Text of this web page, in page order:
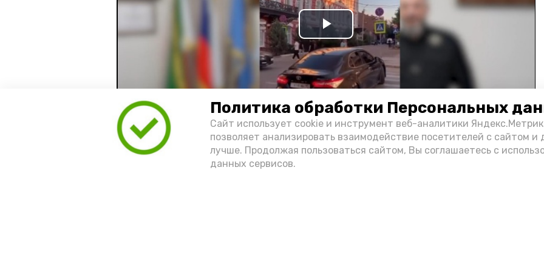
Политика обработки Персональных
Сайт использует cookie и инструмент веб-аналитики
позволяет анализировать взаимодействие посетителей с сайтом и
лучше. Продолжая пользоваться сайтом, Вы соглашаетесь с
данных сервисов.
Play
Video
Видео: управление пресс-службы и информации администрации губернатора АО